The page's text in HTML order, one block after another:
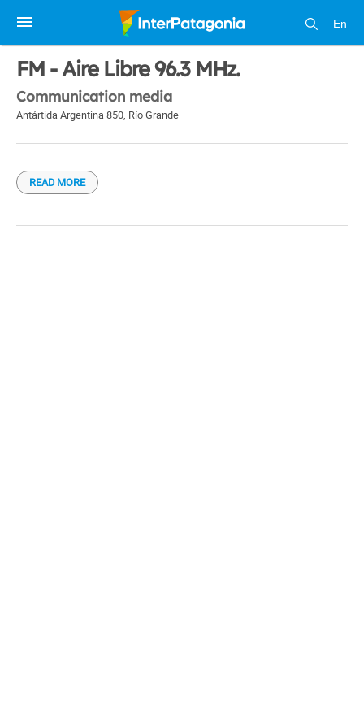
En
1 / 1
FM - Aire Libre 96.3 MHz.
Communication media
Antártida Argentina 850, Río Grande
READ MORE